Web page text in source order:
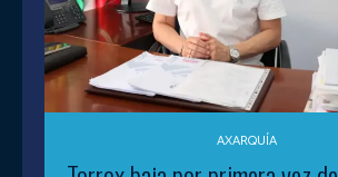
AXARQUÍA